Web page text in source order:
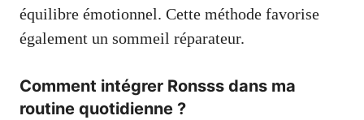
équilibre émotionnel. Cette méthode favorise
également un sommeil réparateur.
Comment intégrer Ronsss dans ma
routine quotidienne ?